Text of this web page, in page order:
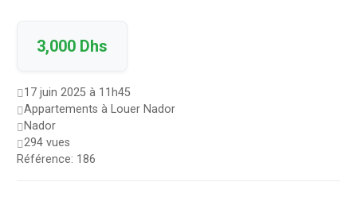
3,000 Dhs
17 juin 2025 à 11h45
Appartements à Louer Nador
Nador
294 vues
Référence: 186